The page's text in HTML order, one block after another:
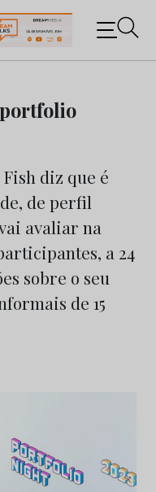
os negócios do
diz que é
de perfil
avaliar na
a 24
sobre o seu
de 15